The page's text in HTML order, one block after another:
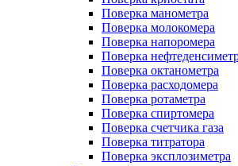
Поверка манометра
Поверка молокомера
Поверка напоромера
Поверка
Поверка октанометра
Поверка расходомера
Поверка ротаметра
Поверка спиртомера
Поверка счетчика газа
Поверка титратора
Поверка эксплозиметра